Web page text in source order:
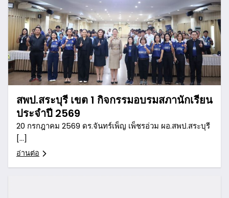
สพป.สระบุรี เขต 1 กิจกรรมอบรมสภานักเรียน
ประจำปี 2569
20 กรกฎาคม 2569 ดร.จันทร์เพ็ญ เพ็ชรอ่วม ผอ.สพป.สระบุรี
[…]
อ่านต่อ